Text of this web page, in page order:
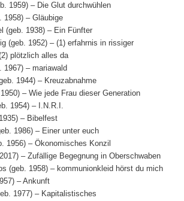
1959) – Die Glut durchwühlen
1958) – Gläubige
(geb. 1938) – Ein Fünfter
(geb. 1952) – (1) erfahrnis in rissiger
plötzlich alles da
1967) – mariawald
1944) – Kreuzabnahme
– Wie jede Frau dieser Generation
1954) – I.N.R.I.
– Bibelfest
1986) – Einer unter euch
1956) – Ökonomisches Konzil
– Zufällige Begegnung in Oberschwaben
(geb. 1958) – kommunionkleid hörst du mich
– Ankunft
1977) – Kapitalistisches